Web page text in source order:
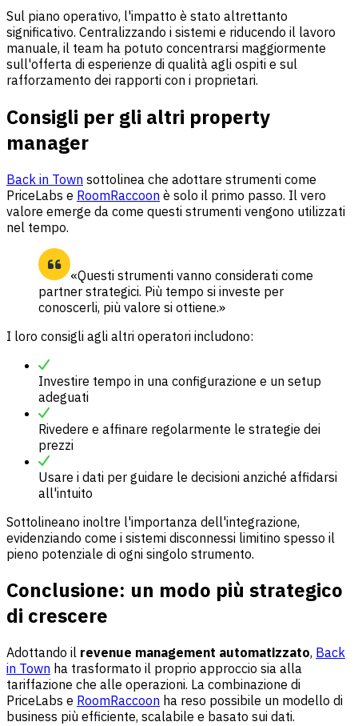
Sul piano operativo, l'impatto è stato altrettanto
significativo. Centralizzando i sistemi e riducendo il lavoro
manuale, il team ha potuto concentrarsi maggiormente
sull'offerta di esperienze di qualità agli ospiti e sul
rafforzamento dei rapporti con i proprietari.
Consigli per gli altri property
manager
Back in Town sottolinea che adottare strumenti come
PriceLabs e RoomRaccoon è solo il primo passo. Il vero
valore emerge da come questi strumenti vengono utilizzati
nel tempo.
«Questi strumenti vanno considerati come
partner strategici. Più tempo si investe per
conoscerli, più valore si ottiene.»
I loro consigli agli altri operatori includono:
Investire tempo in una configurazione e un setup
adeguati
Rivedere e affinare regolarmente le strategie dei
prezzi
Usare i dati per guidare le decisioni anziché affidarsi
all'intuito
Sottolineano inoltre l'importanza dell'integrazione,
evidenziando come i sistemi disconnessi limitino spesso il
pieno potenziale di ogni singolo strumento.
Conclusione: un modo più strategico
di crescere
Adottando il revenue management automatizzato, Back
in Town ha trasformato il proprio approccio sia alla
tariffazione che alle operazioni. La combinazione di
PriceLabs e RoomRaccoon ha reso possibile un modello di
business più efficiente, scalabile e basato sui dati.